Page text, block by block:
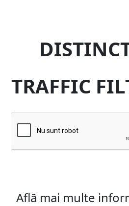
TRAFFIC
Află mai multe